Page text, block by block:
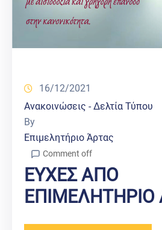
16/12/2021
Ανακοινώσεις - Δελτία Τύπου
By
Επιμελητήριο Άρτας
Comment off
ΕΥΧΕΣ ΑΠΟ
ΕΠΙΜΕΛΗΤΗΡΙΟ